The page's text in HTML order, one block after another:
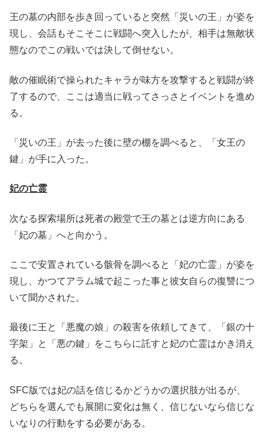
王の墓の内部を歩き回っていると突然「災いの王」が姿を
現し、会話もそこそこに戦闘へ突入したが、相手は無敵状
態なのでこの戦いでは決して倒せない。
敵の催眠術で操られたキャラが味方を攻撃すると戦闘が終
了するので、ここは適当に戦ってさっさとイベントを進め
る。
「災いの王」が去った後に壁の棚を調べると、「女王の
鍵」が手に入った。
妃の亡霊
次なる探索場所は死者の殿堂で王の墓とは逆方向にある
「妃の墓」へと向かう。
ここで安置されている骸骨を調べると「妃の亡霊」が姿を
現し、かつてアラム城で起こった事と彼女自らの復讐につ
いて聞かされた。
最後に王と「悪魔の娘」の殺害を依頼してきて、「銀の十
字架」と「悪の鍵」をこちらに託すと妃の亡霊はかき消え
る。
SFC版では妃の話を信じるかどうかの選択肢が出るが、
どちらを選んでも展開に変化は無く、信じないなら信じな
いなりの行動をする必要がある。